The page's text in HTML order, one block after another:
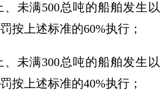
、未满500总吨的船舶发生以
按上述标准的60%执行；
、未满300总吨的船舶发生以
按上述标准的40%执行；